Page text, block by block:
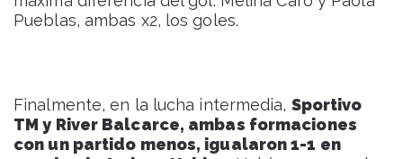
Pueblas, ambas x2, los goles.
Finalmente, en la lucha intermedia, Sportivo
TM y River Balcarce, ambas formaciones
con un partido menos, igualaron 1-1 en